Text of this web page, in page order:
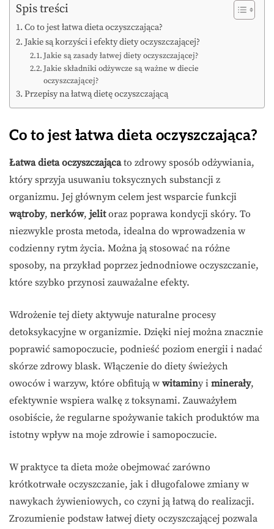
Spis treści
Co to jest łatwa dieta oczyszczająca?
Jakie są korzyści i efekty diety oczyszczającej?
Jakie są zasady łatwej diety oczyszczającej?
Jakie składniki odżywcze są ważne w diecie
oczyszczającej?
Przepisy na łatwą dietę oczyszczającą
Co to jest łatwa dieta oczyszczająca?
Łatwa dieta oczyszczającato zdrowy sposób odżywiania,
który sprzyja usuwaniu toksycznych substancji z
organizmu. Jej głównym celem jest wsparcie funkcji
wątroby, nerków, jelitoraz poprawa kondycji skóry. To
niezwykle prosta metoda, idealna do wprowadzenia w
codzienny rytm życia. Można ją stosować na różne
sposoby, na przykład poprzez jednodniowe oczyszczanie,
które szybko przynosi zauważalne efekty.
Wdrożenie tej diety aktywuje naturalne procesy
detoksykacyjne w organizmie. Dzięki niej można znacznie
poprawić samopoczucie, podnieść poziom energii i nadać
skórze zdrowy blask. Włączenie do diety świeżych
owoców i warzyw, które obfitują w witaminy i minerały,
efektywnie wspiera walkę z toksynami. Zauważyłem
osobiście, że regularne spożywanie takich produktów ma
istotny wpływ na moje zdrowie i samopoczucie.
W praktyce ta dieta może obejmować zarówno
krótkotrwałe oczyszczanie, jak i długofalowe zmiany w
nawykach żywieniowych, co czyni ją łatwą do realizacji.
Zrozumienie podstaw łatwej diety oczyszczającej pozwala